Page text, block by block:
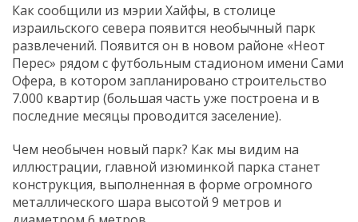
Как сообщили из мэрии Хайфы, в столице
израильского севера появится необычный парк
развлечений. Появится он в новом районе «Неот
Перес» рядом с футбольным стадионом имени Сами
Офера, в котором запланировано строительство
7.000 квартир (большая часть уже построена и в
последние месяцы проводится заселение).
Чем необычен новый парк? Как мы видим на
иллюстрации, главной изюминкой парка станет
конструкция, выполненная в форме огромного
металлического шара высотой 9 метров и